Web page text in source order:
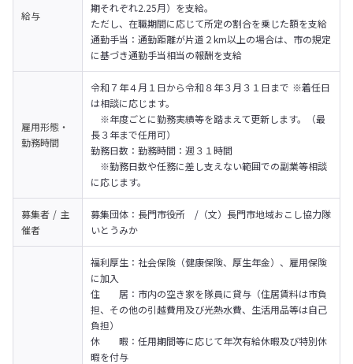
給与
期それぞれ2.25月）を支給。
ただし、在職期間に応じて所定の割合を乗じた額を支給
通勤手当：通勤距離が片道２km以上の場合は、市の規定
に基づき通勤手当相当の報酬を支給
雇用形態・
勤務時間
令和７年４月１日から令和８年３月３１日まで ※着任日
は相談に応じます。
※年度ごとに勤務実績等を踏まえて更新します。（最
長３年まで任用可）
勤務日数：勤務時間：週３１時間
※勤務日数や任務に差し支えない範囲での副業等相談
に応じます。
募集者 / 主
催者
募集団体：長門市役所　/（文）長門市地域おこし協力隊
いとうみか
福利厚生：社会保険（健康保険、厚生年金）、雇用保険
に加入
住　　居：市内の空き家を隊員に貸与（住居賃料は市負
担、その他の引越費用及び光熱水費、生活用品等は自己
負担）
休　　暇：任用期間等に応じて年次有給休暇及び特別休
暇を付与